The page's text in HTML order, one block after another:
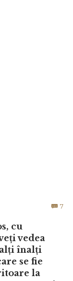
 7
cu
vedea
înalți
se fie
la